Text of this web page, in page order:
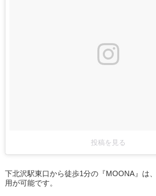
投稿を見る
下北沢駅東口から徒歩1分の『MOONA』は
用が可能です。